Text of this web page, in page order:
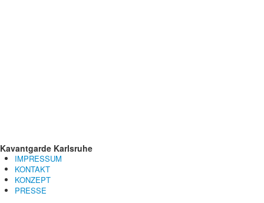
Kavantgarde Karlsruhe
IMPRESSUM
KONTAKT
KONZEPT
PRESSE